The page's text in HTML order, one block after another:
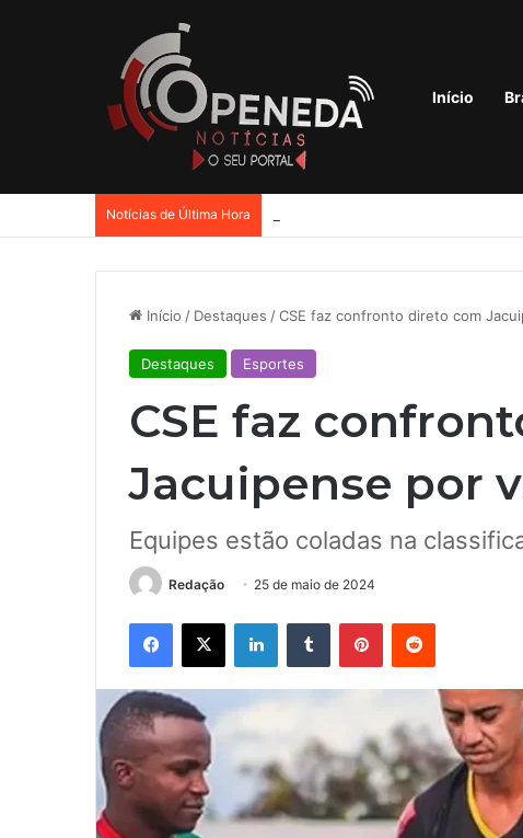
Início
Notícias de Última Hora
Início / Destaques /CSE faz confronto direto com
Destaques Esportes
CSE faz
Jacuipense por
Equipes estão coladas na
Redação 25 de maio de 2024
Facebook
X LinkedinTumblr PinterestReddit